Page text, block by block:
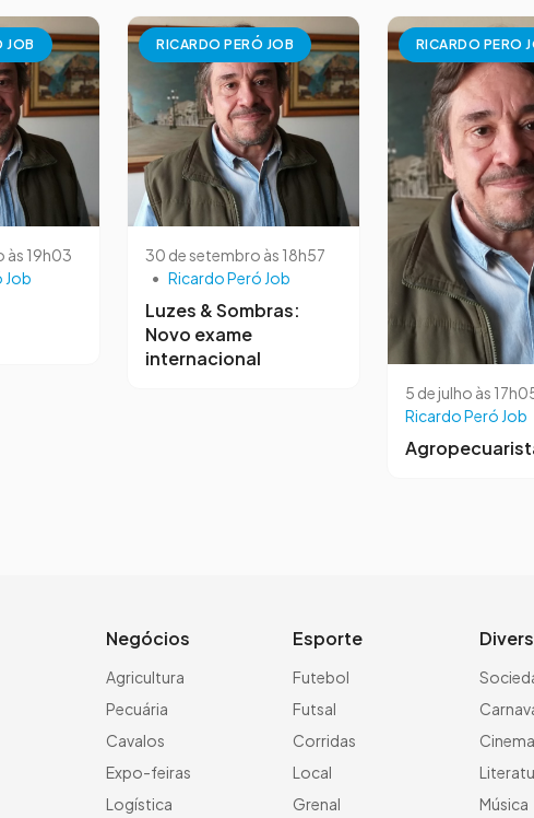
JOB
às 19h03
Job
RICARDO PERÓ JOB
30 de setembro às 18h57
• Ricardo Peró Job
Luzes & Sombras:
Novo exame
internacional
RICARDO PERO
5 de julho às
Ricardo Peró Job
Negócios
Agricultura
Pecuária
Cavalos
Expo-feiras
Logística
Esporte
Futebol
Futsal
Corridas
Local
Grenal
Cinema
Música